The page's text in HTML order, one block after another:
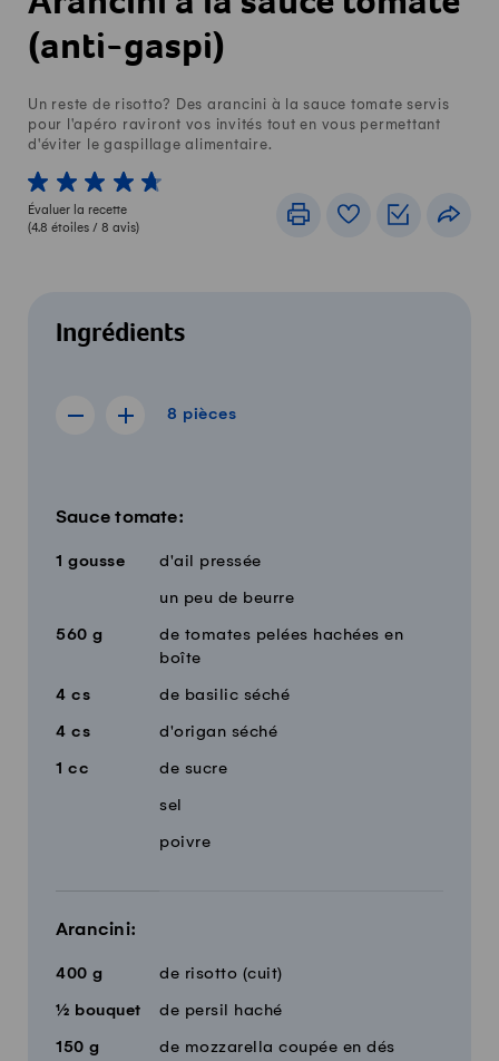
(anti-gaspi)
Un reste de risotto? Des arancini à la sauce tomate servis
pour l'apéro raviront vos invités tout en vous permettant
d'éviter le gaspillage alimentaire.
1 von 5 étoiles
2 von 5 étoiles
3 von 5 étoiles
4 von 5 étoiles
5 von 5 étoiles
Évaluer la recette
(4.8 étoiles / 8 avis)
ImprimerLivre de recettes
Listes de
Ingrédients
Afficher la recette de 7 pièces
Afficher la recette de 9 pièces
8 pièces
Sauce tomate:
1 gousse d'ail pressée
un peu de beurre
560 g
de tomates pelées hachées en
boîte
4 cs de basilic séché
4 cs d'origan séché
1 cc de sucre
sel
poivre
Arancini:
400 g de risotto (cuit)
½ bouquet de persil haché
150 g
de mozzarella coupée en dés